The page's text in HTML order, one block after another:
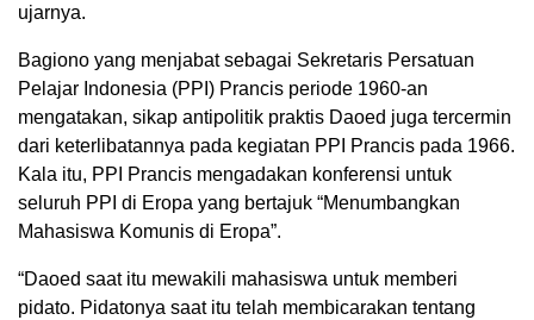
ujarnya.
Bagiono yang menjabat sebagai Sekretaris Persatuan
Pelajar Indonesia (PPI) Prancis periode 1960-an
mengatakan, sikap antipolitik praktis Daoed juga tercermin
dari keterlibatannya pada kegiatan PPI Prancis pada 1966.
Kala itu, PPI Prancis mengadakan konferensi untuk
seluruh PPI di Eropa yang bertajuk “Menumbangkan
Mahasiswa Komunis di Eropa”.
“Daoed saat itu mewakili mahasiswa untuk memberi
pidato. Pidatonya saat itu telah membicarakan tentang